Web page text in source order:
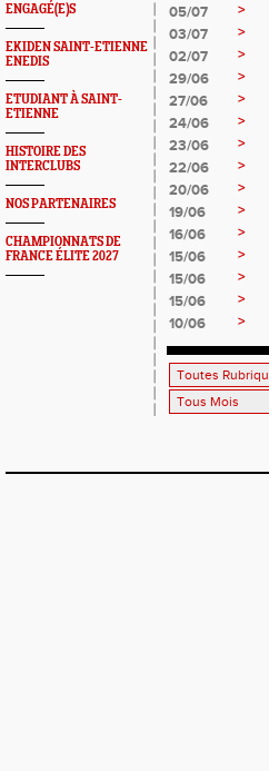
ENGAGÉ(E)S
EKIDEN SAINT-ETIENNE
ENEDIS
ETUDIANT À SAINT-
ETIENNE
HISTOIRE DES
INTERCLUBS
NOS PARTENAIRES
CHAMPIONNATS DE
FRANCE ÉLITE 2027
05/07
>
03/07
>
02/07
>
29/06
>
27/06
>
24/06
>
23/06
>
22/06
>
20/06
>
19/06
>
16/06
>
15/06
>
15/06
>
15/06
>
10/06
>